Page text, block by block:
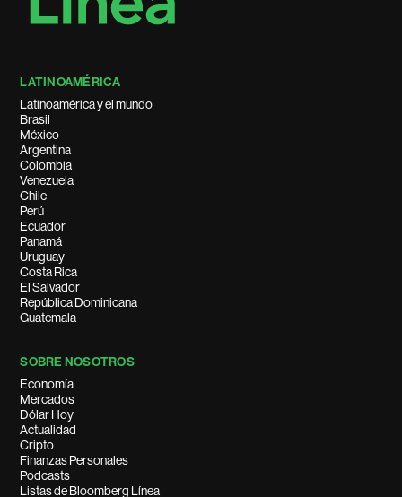
LATINOAMÉRICA
Latinoamérica y el mundo
Brasil
México
Argentina
Colombia
Venezuela
Chile
Perú
Ecuador
Panamá
Uruguay
Costa Rica
El Salvador
República Dominicana
Guatemala
SOBRE NOSOTROS
Economía
Mercados
Dólar Hoy
Actualidad
Cripto
Finanzas Personales
Podcasts
Listas de Bloomberg Línea